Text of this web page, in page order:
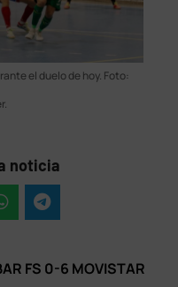
el duelo de hoy. Foto:
noticia
FS 0-6 MOVISTAR